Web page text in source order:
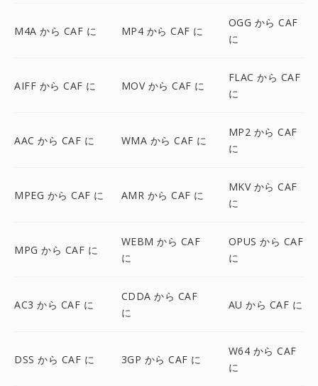
M4A から CAF に MP4 から CAF に
OGG から CAF
に
AIFF から CAF に MOV から CAF に
FLAC から CAF
に
AAC から CAF に WMA から CAF に
MP2 から CAF
に
MPEG から CAF に AMR から CAF に
MKV から CAF
に
MPG から CAF に
WEBM から CAF
に
OPUS から CAF
に
AC3 から CAF に
CDDA から CAF
に
AU から CAF に
DSS から CAF に 3GP から CAF に
W64 から CAF
に